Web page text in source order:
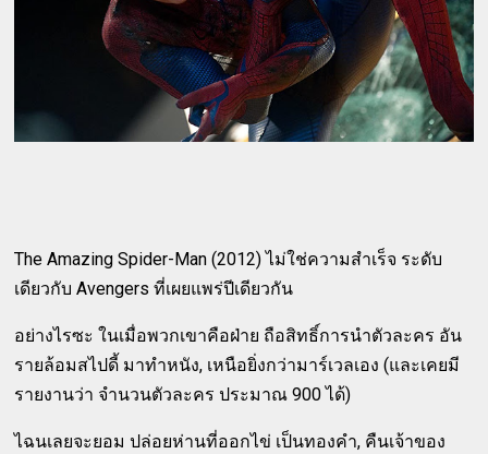
The Amazing Spider-Man (2012) ไม่ใช่ความสำเร็จ ระดับ
เดียวกับ Avengers ที่เผยแพร่ปีเดียวกัน
อย่างไรซะ ในเมื่อพวกเขาคือฝ่าย ถือสิทธิ์การนำตัวละคร อัน
รายล้อมสไปดี้ มาทำหนัง, เหนือยิ่งกว่ามาร์เวลเอง (และเคยมี
รายงานว่า จำนวนตัวละคร ประมาณ 900 ได้)
ไฉนเลยจะยอม ปล่อยห่านที่ออกไข่ เป็นทองคำ, คืนเจ้าของ